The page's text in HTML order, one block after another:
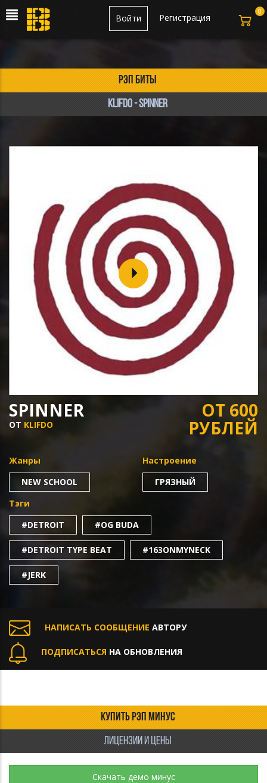
Регистрация
Войти
рэп биты
klifdo - SPINNER
SPINNER
ОТ KLIFDO
ОТ 600
РУБЛЕЙ
Жанры
NEW SCHOOL
Настроение
ГРЯЗНЫЙ
Тэги
#DETROIT
#OG BUDA
#DETROIT TYPE BEAT #163ONMYNECK
#JERK
НАПИСАТЬ СООБЩЕНИЕ АВТОРУ
ПОДПИСАТЬСЯ НА ОБНОВЛЕНИЯ
КУПИТЬ РЭП МИНУС
ЛИЦЕНЗИИ И ЦЕНЫ
Скачать демо минус
0